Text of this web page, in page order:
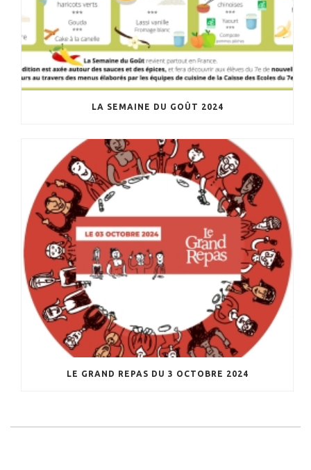
LA SEMAINE DU GOÛT 2024
LE GRAND REPAS DU 3 OCTOBRE 2024